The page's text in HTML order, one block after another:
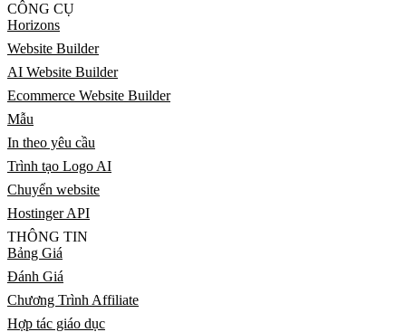
CÔNG CỤ
Horizons
Website Builder
AI Website Builder
Ecommerce Website Builder
Mẫu
In theo yêu cầu
Trình tạo Logo AI
Chuyển website
Hostinger API
THÔNG TIN
Bảng Giá
Đánh Giá
Chương Trình Affiliate
Hợp tác giáo dục